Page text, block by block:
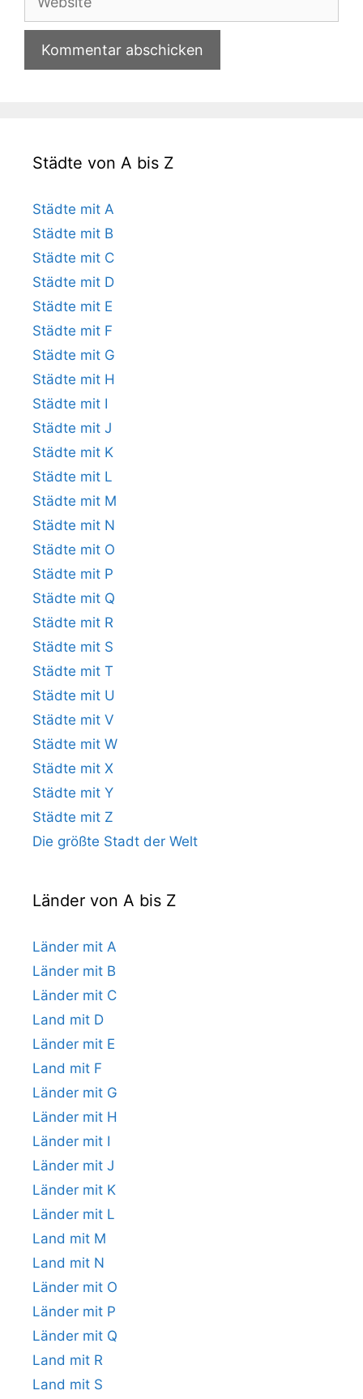
Städte von A bis Z
Städte mit A
Städte mit B
Städte mit C
Städte mit D
Städte mit E
Städte mit F
Städte mit G
Städte mit H
Städte mit I
Städte mit J
Städte mit K
Städte mit L
Städte mit M
Städte mit N
Städte mit O
Städte mit P
Städte mit Q
Städte mit R
Städte mit S
Städte mit T
Städte mit U
Städte mit V
Städte mit W
Städte mit X
Städte mit Y
Städte mit Z
Die größte Stadt der Welt
Länder von A bis Z
Länder mit A
Länder mit B
Länder mit C
Land mit D
Länder mit E
Land mit F
Länder mit G
Länder mit H
Länder mit I
Länder mit J
Länder mit K
Länder mit L
Land mit M
Land mit N
Länder mit O
Länder mit P
Länder mit Q
Land mit R
Land mit S